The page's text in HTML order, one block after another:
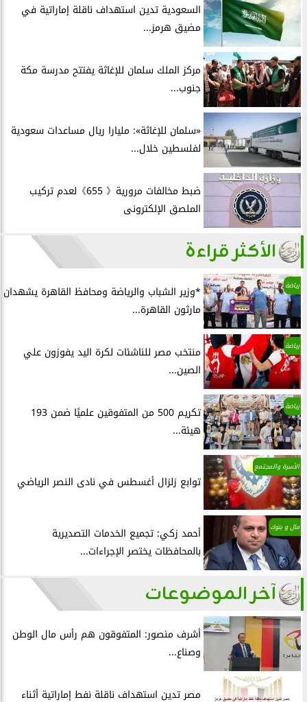
السعودية تدين استهداف ناقلة إماراتية في
مضيق هرمز...
مركز الملك سلمان للإغاثة يفتتح مدرسة مكة
جنوب...
«سلمان للإغاثة»: مليارا ريال مساعدات سعودية
لفلسطين خلال...
ضبط مخالفات مرورية《 655》لعدم تركيب
الملصق الإلكترونى
الأكثر قراءة
رياضة
*وزير الشباب والرياضة ومحافظ القاهرة يشهدان
مارثون القاهرة...
رياضة
منتخب مصر للناشئات لكرة اليد يفوزون علي
الصين...
رياضة
تكريم 500 من المتفوقين علميًا ضمن 193
هيئة...
الأسرة والمجتمع
توابع زلزال أغسطس في نادى النصر الرياضي
مال و بنوك
أحمد زكي: تجميع الخدمات التصديرية
بالمحافظات يختصر الإجراءات...
آخر الموضوعات
أشرف منصور: المتفوقون هم رأس مال الوطن
وصناع...
مصر تدين استهداف ناقلة نفط إماراتية أثناء